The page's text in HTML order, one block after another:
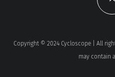
Copyright © 2024 Cycloscope | All
may contain